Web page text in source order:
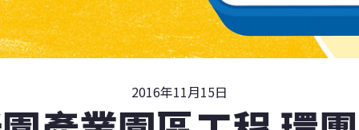
2016年11月15日